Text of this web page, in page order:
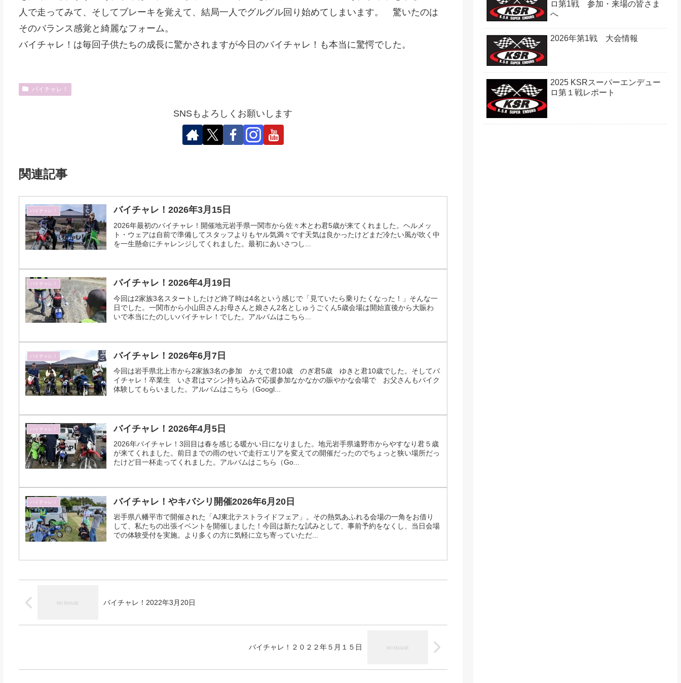
人で走ってみて、そしてブレーキを覚えて、結局一人でグルグル回り始めてしまいます。 驚いたのは
そのバランス感覚と綺麗なフォーム。
バイチャレ！は毎回子供たちの成長に驚かされますが今日のバイチャレ！も本当に驚愕でした。
バイチャレ！
SNSもよろしくお願いします
関連記事
バイチャレ！ バイチャレ！2026年3月15日
2026年最初のバイチャレ！開催地元岩手県一関市から佐々木とわ君5歳が来てくれました。ヘルメッ
ト・ウェアは自前で準備してスタッフよりもヤル気満々です天気は良かったけどまだ冷たい風が吹く中
を一生懸命にチャレンジしてくれました。最初にあいさつし...
バイチャレ！ バイチャレ！2026年4月19日
今回は2家族3名スタートしたけど終了時は4名という感じで「見ていたら乗りたくなった！」そんな一
日でした。一関市から小山田さんお母さんと娘さん2名としゅうごくん5歳会場は開始直後から大賑わ
いで本当にたのしいバイチャレ！でした。アルバムはこちら...
バイチャレ！ バイチャレ！2026年6月7日
今回は岩手県北上市から2家族3名の参加 かえで君10歳 のぎ君5歳 ゆきと君10歳でした。そしてバ
イチャレ！卒業生 いさ君はマシン持ち込みで応援参加なかなかの賑やかな会場で お父さんもバイク
体験してもらいました。アルバムはこちら（Googl...
バイチャレ！ バイチャレ！2026年4月5日
2026年バイチャレ！3回目は春を感じる暖かい日になりました。地元岩手県遠野市からやすなり君５歳
が来てくれました。前日までの雨のせいで走行エリアを変えての開催だったのでちょっと狭い場所だっ
たけど目一杯走ってくれました。アルバムはこちら（Go...
バイチャレ！ バイチャレ！やキバシリ開催2026年6月20日
岩手県八幡平市で開催された「AJ東北テストライドフェア」。その熱気あふれる会場の一角をお借り
して、私たちの出張イベントを開催しました！今回は新たな試みとして、事前予約をなくし、当日会場
での体験受付を実施。より多くの方に気軽に立ち寄っていただ...
バイチャレ！2022年3月20日
バイチャレ！２０２２年５月１５日
ロ第1戦 参加・来場の皆さま
へ
2026年第1戦 大会情報
2025 KSRスーパーエンデュー
ロ第１戦レポート